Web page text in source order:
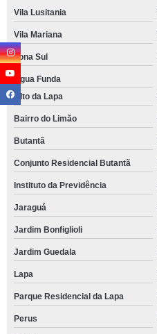
Vila Lusitania
Vila Mariana
Zona Sul
Água Funda
Alto da Lapa
Bairro do Limão
Butantã
Conjunto Residencial Butantã
Instituto da Previdência
Jaraguá
Jardim Bonfiglioli
Jardim Guedala
Lapa
Parque Residencial da Lapa
Perus